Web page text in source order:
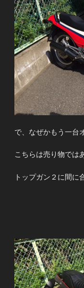
で、なぜかもう一台
こちらは売り物では
トップガン２に間に